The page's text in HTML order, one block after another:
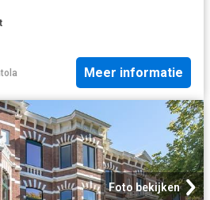
Meer informatie
Foto bekijken